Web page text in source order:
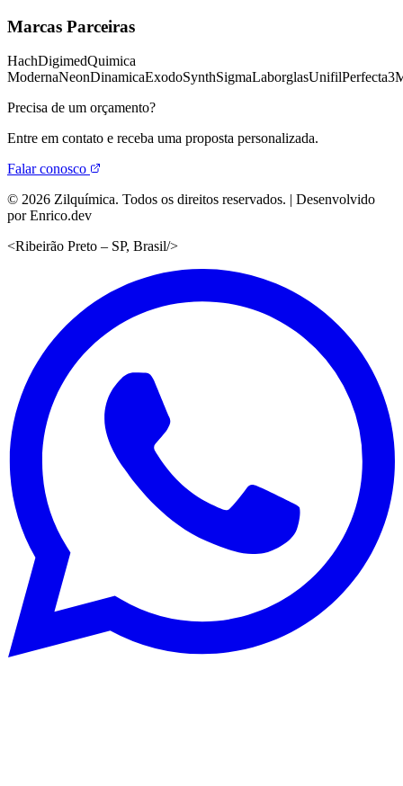
Marcas Parceiras
HachDigimedQuimica
ModernaNeonDinamicaExodoSynthSigmaLaborglasUnifilPerfecta
Precisa de um orçamento?
Entre em contato e receba uma proposta personalizada.
Falar conosco
© 2026 Zilquímica. Todos os direitos reservados. | Desenvolvido
por Enrico.dev
<Ribeirão Preto – SP, Brasil/>